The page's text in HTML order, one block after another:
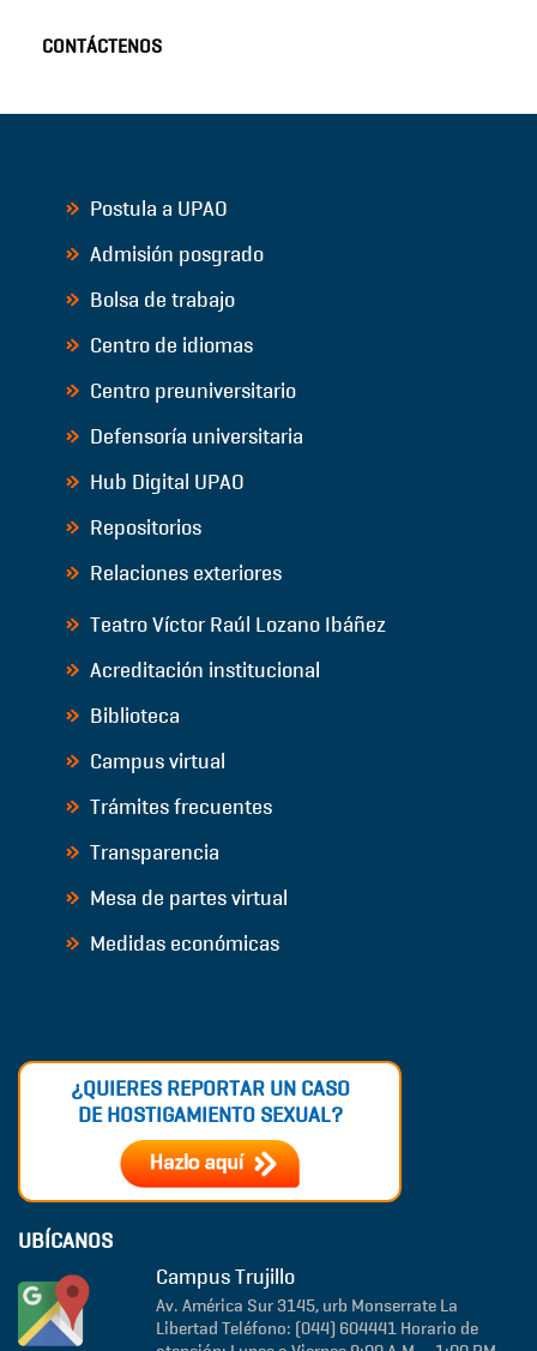
CONTÁCTENOS
Postula a UPAO
Admisión posgrado
Bolsa de trabajo
Centro de idiomas
Centro preuniversitario
Defensoría universitaria
Hub Digital UPAO
Repositorios
Relaciones exteriores
Teatro Víctor Raúl Lozano Ibáñez
Acreditación institucional
Biblioteca
Campus virtual
Trámites frecuentes
Transparencia
Mesa de partes virtual
Medidas económicas
¿QUIERES REPORTAR UN CASO
DE HOSTIGAMIENTO SEXUAL?
UBÍCANOS
Campus Trujillo
Av. América Sur 3145, urb Monserrate La
Libertad Teléfono: (044) 604441 Horario de